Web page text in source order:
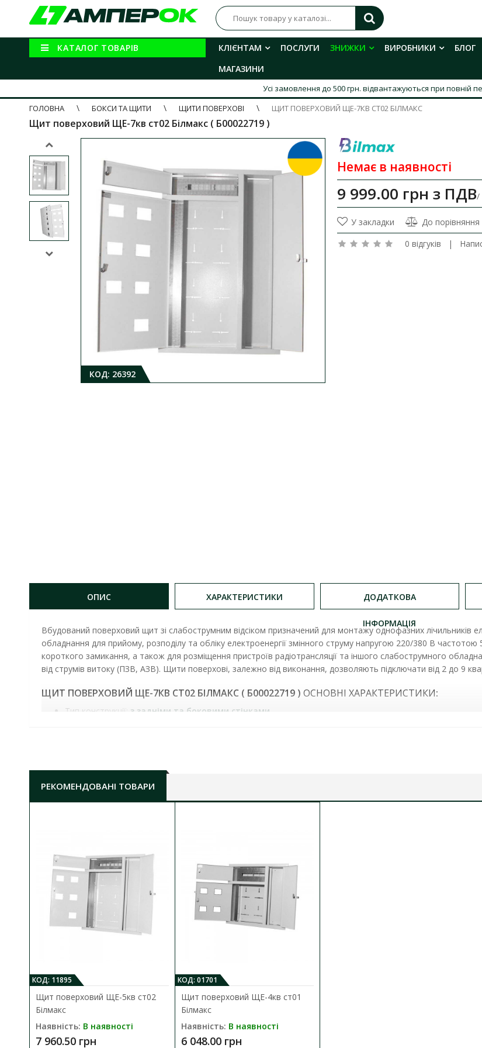
КАТАЛОГ ТОВАРІВ КЛІЄНТАМ ПОСЛУГИ ЗНИЖКИ ВИРОБНИКИ БЛОГ
МАГАЗИНИ
Усі замовлення до 500 грн. відвантажуються при повній
ГОЛОВНА
БОКСИ ТА ЩИТИ ЩИТИ ПОВЕРХОВІ ЩИТ ПОВЕРХОВИЙ ЩЕ-7КВ СТ02 БІЛМАКС
Щит поверховий ЩЕ-7кв ст02 Білмакс ( Б00022719 )
КОД: 26392
Немає в наявності
9 999.00 грн з ПДВ/
У закладки
До порівняння
0 відгуків |
ОПИС ХАРАКТЕРИСТИКИ ДОДАТКОВА
ІНФОРМАЦІЯ
Вбудований поверховий щит зі слабострумним відсіком призначений для монтажу однофазних лічильників
обладнання для прийому, розподілу та обліку електроенергії змінного струму напругою 220/380 В частотою
короткого замикання, а також для розміщення пристроїв радіотрансляції та іншого слабострумного
від струмів витоку (ПЗВ, АЗВ). Щити поверхові, залежно від виконання, дозволяють підключати від 2 до 9
ЩИТ ПОВЕРХОВИЙ ЩЕ-7КВ СТ02 БІЛМАКС ( Б00022719 ) ОСНОВНІ ХАРАКТЕРИСТИКИ:
Тип конструкції: з задніми та боковими стінками
Наявність слабострумного відсіку:
Матеріал корпусу:метал (корпус 0,8 мм, двері 0,5 мм)
Колір корпусу:сірий RAL 7035
РЕКОМЕНДОВАНІ ТОВАРИ
КОД: 11895
Щит поверховий ЩЕ-5кв ст02
Білмакс
Наявність: В наявності
7 960.50 грн
КОД: 01701
Щит поверховий ЩЕ-4кв ст01
Білмакс
Наявність: В наявності
6 048.00 грн